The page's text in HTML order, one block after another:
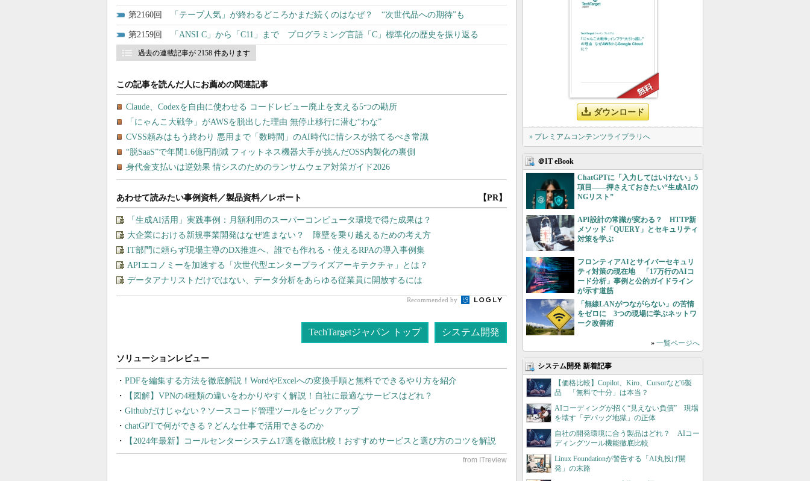
2160 「テープ人気」が終わるどころかまだ続くのはなぜ？ “次世代品への期待”も
2159 「ANSI C」から「C11」まで プログラミング言語「C」標準化の歴史を振り返る
過去の連載記事が 2158 件あります
あわせて読みたい事例資料／製品資料／レポート 【PR】
「生成AI活用」実践事例：月額利用のスーパーコンピュータ環境で得た成果は？
大企業における新規事業開発はなぜ進まない？ 障壁を乗り越えるための考え方
IT部門に頼らず現場主導のDX推進へ、誰でも作れる・使えるRPAの導入事例集
APIエコノミーを加速する「次世代型エンタープライズアーキテクチャ」とは？
データアナリストだけではない、データ分析をあらゆる従業員に開放するには
Recommended by
TechTargetジャパン トップ システム開発
PDFを編集する方法を徹底解説！WordやExcelへの変換手順と無料でできるやり方を紹介
【図解】VPNの4種類の違いをわかりやすく解説！自社に最適なサービスはどれ？
Githubだけじゃない？ソースコード管理ツールをピックアップ
chatGPTで何ができる？どんな仕事で活用できるのか
【2024年最新】コールセンターシステム17選を徹底比較！おすすめサービスと選び方のコツを解説
ダウンロード
» プレミアムコンテンツライブラリへ
＠IT eBook
ChatGPTに「入力してはいけない」5
項目――押さえておきたい“生成AIの
NGリスト”
API設計の常識が変わる？ HTTP新
メソッド「QUERY」とセキュリティ
対策を学ぶ
フロンティアAIとサイバーセキュリ
ティ対策の現在地 「17万行のAIコ
ード分析」事例と公的ガイドライン
が示す道筋
「無線LANがつながらない」の苦情
をゼロに 3つの現場に学ぶネットワ
ーク改善術
» 一覧ページへ
システム開発 新着記事
【価格比較】Copilot、Kiro、Cursorなど6製
品 「無料で十分」は本当？
AIコーディングが招く“見えない負債” 現場
を壊す「デバッグ地獄」の正体
自社の開発環境に合う製品はどれ？ AIコー
ディングツール機能徹底比較
Linux Foundationが警告する「AI丸投げ開
発」の末路